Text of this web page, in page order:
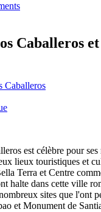
Caballeros
Caballeros
est célèbre pour ses
lieux touristiques et
Terra et Centre
halte dans cette ville
sites que l'ont
et Monument de